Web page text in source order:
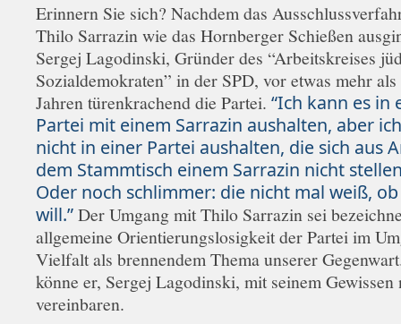
Erinnern Sie sich? Nachdem das
Thilo Sarrazin wie das Hornberger Schießen
Sergej Lagodinski, Gründer des “Arbeitskreises
Sozialdemokraten” in der SPD, vor etwas mehr
Jahren türenkrachend die Partei. “Ich kann es in
Partei mit einem Sarrazin aushalten, aber
nicht in einer Partei aushalten, die sich aus
dem Stammtisch einem Sarrazin nicht
Oder noch schlimmer: die nicht mal weiß, ob
will.”Der Umgang mit Thilo Sarrazin sei
allgemeine Orientierungslosigkeit der Partei im
Vielfalt als brennendem Thema unserer
könne er, Sergej Lagodinski, mit seinem Gewissen
vereinbaren.